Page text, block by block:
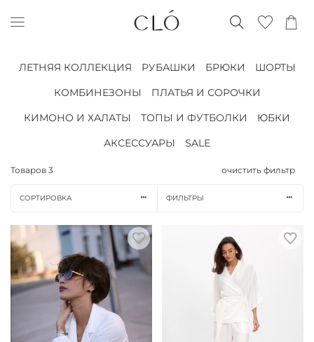
ЛЕТНЯЯ КОЛЛЕКЦИЯ РУБАШКИ БРЮКИ
ШОРТЫ
КОМБИНЕЗОНЫ
ПЛАТЬЯ И СОРОЧКИ
КИМОНО И ХАЛАТЫ
ТОПЫ И ФУТБОЛКИ
ЮБКИ
АКСЕССУАРЫ
SALE
Товаров 3 очистить фильтр
СОРТИРОВКА ФИЛЬТРЫ